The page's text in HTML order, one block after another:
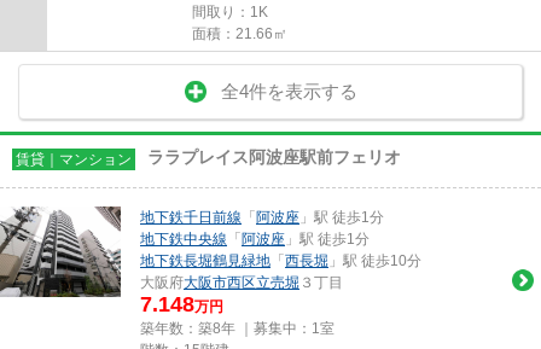
間取り：1K
面積：21.66㎡
全4件を表示する
賃貸｜マンション ララプレイス阿波座駅前フェリオ
地下鉄千日前線 「 阿波座 」駅 徒歩1分
地下鉄中央線 「 阿波座 」駅 徒歩1分
地下鉄長堀鶴見緑地 「 西長堀 」駅 徒歩10分
大阪府大阪市西区立売堀 ３丁目
7.148万円
築年数：築8年 ｜募集中： 1室